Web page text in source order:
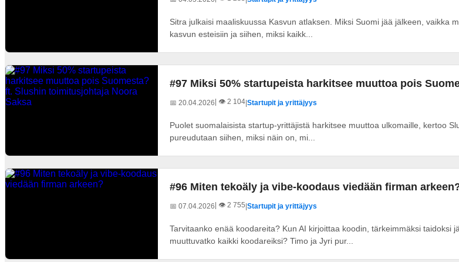
Sitra julkaisi maaliskuussa Kasvun atlaksen. Miksi Suomi jää jälkeen,
kasvun esteisiin ja siihen, miksi kaikk...
#97 Miksi 50% startupeista harkitsee muuttoa pois
📅 20.04.2026 | 👁️ 2 104|Startupit ja yrittäjyys
Puolet suomalaisista startup-yrittäjistä harkitsee muuttoa ulkomaille, kertoo
pureudutaan siihen, miksi näin on, mi...
#96 Miten tekoäly ja vibe-koodaus viedään firman
📅 07.04.2026 | 👁️ 2 755|Startupit ja yrittäjyys
Tarvitaanko enää koodareita? Kun AI kirjoittaa koodin, tärkeimmäksi
muuttuvatko kaikki koodareiksi? Timo ja Jyri pur...